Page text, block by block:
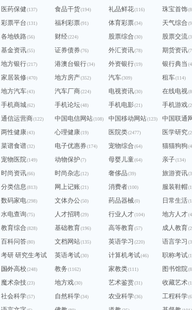
医药保健(137) 食品干货(194) 礼品鲜花(116) 珠宝首饰
彩票平台(131) 福利彩票(91) 体育彩票(34) 天气综合
各地铁路(56) 财经(224) 股票综合(30) 股票交流
基金资讯(55) 证券债券(76) 外汇资讯(78) 期货资讯
地方银行(217) 港澳台银行(34) 外资银行(19) 银行典当
家居装修(470) 地方房产(352) 汽车(309) 租车(114)
地方汽车(43) 汽车厂商(224) 电视资讯(30) 在线电视
手机商城(62) 手机论坛(48) 手机电影(21) 手机游戏
通信运营商(122) 中国电信网站(108) 中国移动网站(123) 中国联通
两性健康(43) 心理健康(19) 医院类(2477) 医学研究
菜谱食谱(32) 电子优惠券(174) 宠物综合(64) 猫猫狗狗
宠物医院(149) 动物保护(7) 母婴儿童(64) 亲子(134)
时尚资讯(66) 时尚杂志(12) 奢侈品(39) 旅游资讯
分类信息(813) 网上记账(21) 消费者(100) 服装鞋帽
数码家电(298) 文体办公(50) 药品器械(0) 日常生活
水电查询(75) 人才招聘(29) 行业人才(104) 地方人才
教育综合(828) 基础教育(196) 高等教育(57) 成人教育
百科问答(80) 文档网站(135) 英语学习 (220) 语言学习
考研 研究生考试
(240)
英语考试(30) 计算机考试(46) 职称考试
国外高校(248) 教务(1162) 家教类(111) 图书馆院
魔术杂技(23) 地方戏(30) 艺术鉴赏(31) 收藏艺术
社会科学(57) 自然科学(34) 农业科学(36) 工程科学